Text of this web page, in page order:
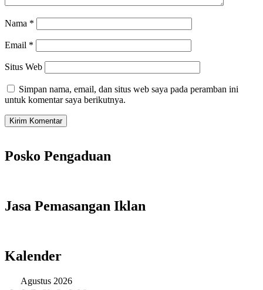
Nama *
Email *
Situs Web
Simpan nama, email, dan situs web saya pada peramban ini
untuk komentar saya berikutnya.
Posko Pengaduan
Jasa Pemasangan Iklan
Kalender
Agustus 2026